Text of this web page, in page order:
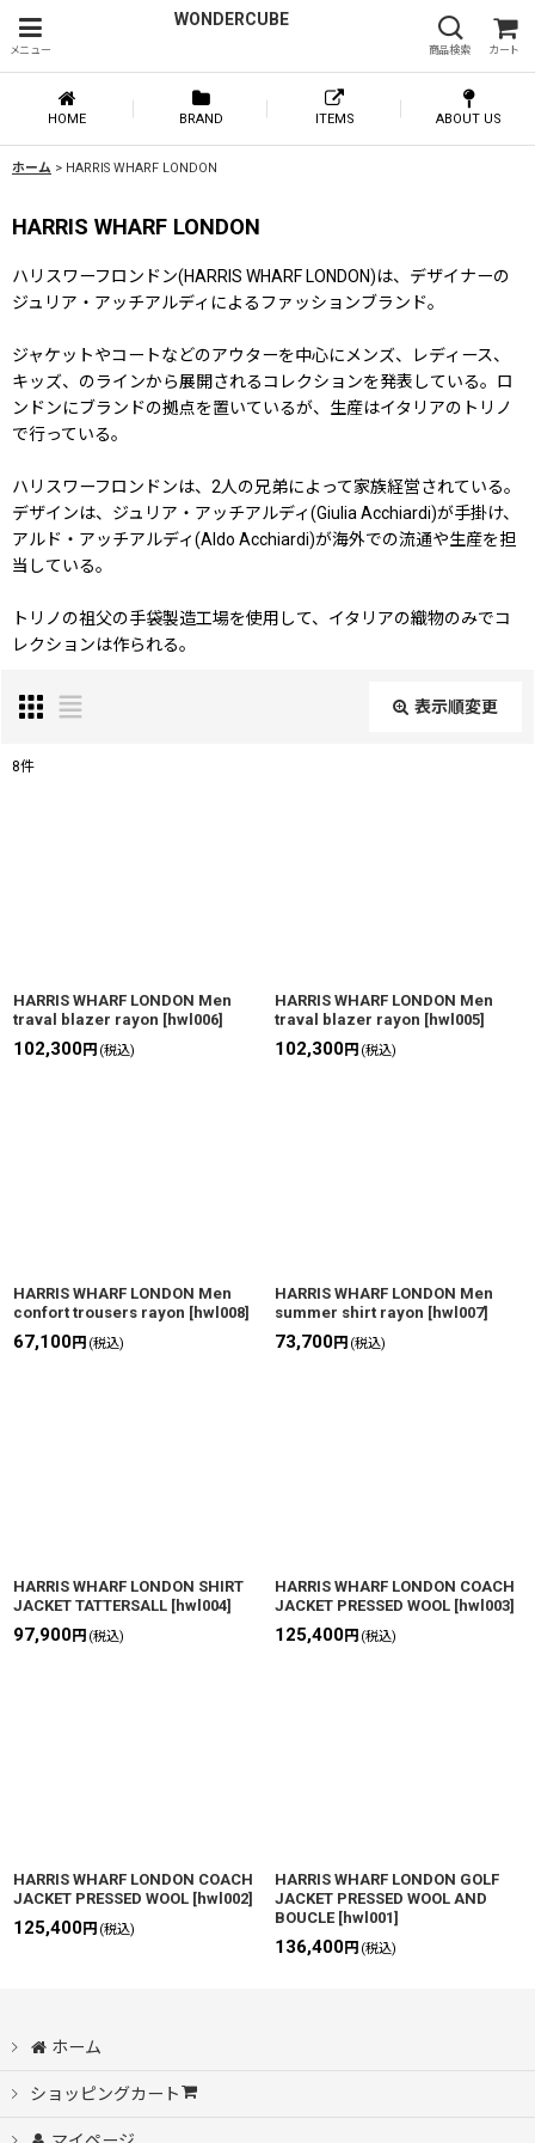
メニュー
WONDERCUBE
商品検索 カート
HOME BRAND ITEMS ABOUT US
ホーム > HARRIS WHARF LONDON
HARRIS WHARF LONDON
ハリスワーフロンドン(HARRIS WHARF LONDON)は、デザイナーの
ジュリア・アッチアルディによるファッションブランド。
ジャケットやコートなどのアウターを中心にメンズ、レディース、
キッズ、のラインから展開されるコレクションを発表している。ロ
ンドンにブランドの拠点を置いているが、生産はイタリアのトリノ
で行っている。
ハリスワーフロンドンは、2人の兄弟によって家族経営されている。
デザインは、ジュリア・アッチアルディ(Giulia Acchiardi)が手掛け、
アルド・アッチアルディ(Aldo Acchiardi)が海外での流通や生産を担
当している。
トリノの祖父の手袋製造工場を使用して、イタリアの織物のみでコ
レクションは作られる。
表示順変更
8件
HARRIS WHARF LONDON Men
traval blazer rayon [hwl006]
102,300円 (税込)
HARRIS WHARF LONDON Men
traval blazer rayon [hwl005]
102,300円 (税込)
HARRIS WHARF LONDON Men
confort trousers rayon [hwl008]
67,100円 (税込)
HARRIS WHARF LONDON Men
summer shirt rayon [hwl007]
73,700円 (税込)
HARRIS WHARF LONDON SHIRT
JACKET TATTERSALL [hwl004]
97,900円 (税込)
HARRIS WHARF LONDON COACH
JACKET PRESSED WOOL [hwl003]
125,400円 (税込)
HARRIS WHARF LONDON COACH
JACKET PRESSED WOOL [hwl002]
125,400円 (税込)
HARRIS WHARF LONDON GOLF
JACKET PRESSED WOOL AND
BOUCLE [hwl001]
136,400円 (税込)
ホーム
ショッピングカート